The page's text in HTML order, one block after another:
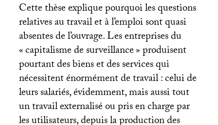
Cette thèse explique pourquoi les questions
relatives au travail et à l’emploi sont quasi
absentes de l’ouvrage. Les entreprises du
«capitalisme de surveillance» produisent
pourtant des biens et des services qui
nécessitent énormément de travail : celui de
leurs salariés, évidemment, mais aussi tout
un travail externalisé ou pris en charge par